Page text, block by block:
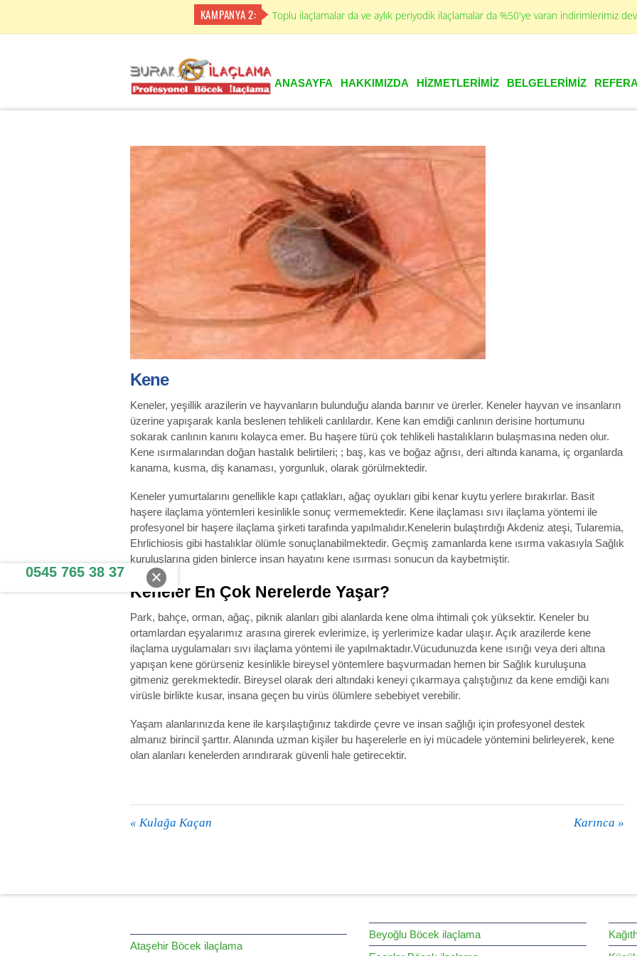
KAMPANYA 2: Toplu ilaçlamalar da ve aylık periyodik ilaçlamalar da %50'ye varan indirimlerimiz
ANASAYFA HAKKIMIZDA HİZMETLERİMİZ BELGELERİMİZ
Kene
Keneler, yeşillik arazilerin ve hayvanların bulunduğu alanda barınır ve ürerler. Keneler hayvan ve insanların
üzerine yapışarak kanla beslenen tehlikeli canlılardır. Kene kan emdiği canlının derisine hortumunu
sokarak canlının kanını kolayca emer. Bu haşere türü çok tehlikeli hastalıkların bulaşmasına neden olur.
Kene ısırmalarından doğan hastalık belirtileri; ; baş, kas ve boğaz ağrısı, deri altında kanama, iç organlarda
kanama, kusma, diş kanaması, yorgunluk, olarak görülmektedir.
Keneler yumurtalarını genellikle kapı çatlakları, ağaç oyukları gibi kenar kuytu yerlere bırakırlar. Basit
haşere ilaçlama yöntemleri kesinlikle sonuç vermemektedir. Kene ilaçlaması sıvı ilaçlama yöntemi ile
profesyonel bir haşere ilaçlama şirketi tarafında yapılmalıdır.Kenelerin bulaştırdığı Akdeniz ateşi, Tularemia,
Ehrlichiosis gibi hastalıklar ölümle sonuçlanabilmektedir. Geçmiş zamanlarda kene ısırma vakasıyla Sağlık
kuruluşlarına giden binlerce insan hayatını kene ısırması sonucun da kaybetmiştir.
Keneler En Çok Nerelerde Yaşar?
Park, bahçe, orman, ağaç, piknik alanları gibi alanlarda kene olma ihtimali çok yüksektir. Keneler bu
ortamlardan eşyalarımız arasına girerek evlerimize, iş yerlerimize kadar ulaşır. Açık arazilerde kene
ilaçlama uygulamaları sıvı ilaçlama yöntemi ile yapılmaktadır.Vücudunuzda kene ısırığı veya deri altına
yapışan kene görürseniz kesinlikle bireysel yöntemlere başvurmadan hemen bir Sağlık kuruluşuna
gitmeniz gerekmektedir. Bireysel olarak deri altındaki keneyi çıkarmaya çalıştığınız da kene emdiği kanı
virüsle birlikte kusar, insana geçen bu virüs ölümlere sebebiyet verebilir.
Yaşam alanlarınızda kene ile karşılaştığınız takdirde çevre ve insan sağlığı için profesyonel destek
almanız birincil şarttır. Alanında uzman kişiler bu haşerelerle en iyi mücadele yöntemini belirleyerek, kene
olan alanları kenelerden arındırarak güvenli hale getirecektir.
« Kulağa Kaçan Karınca »
Ataşehir Böcek ilaçlama
Beyoğlu Böcek ilaçlama
0545 765 38 37